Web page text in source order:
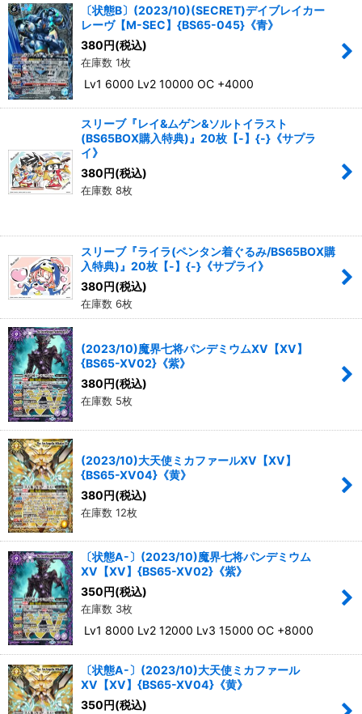
〔状態B〕(2023/10)(SECRET)デイブレイカー
レーヴ【M-SEC】{BS65-045}《青》
380円(税込)
在庫数 1枚
Lv1 6000 Lv2 10000 OC +4000
スリーブ『レイ&ムゲン&ソルトイラスト
(BS65BOX購入特典)』20枚【-】{-}《サプラ
イ》
380円(税込)
在庫数 8枚
スリーブ『ライラ(ペンタン着ぐるみ/BS65BOX購
入特典)』20枚【-】{-}《サプライ》
380円(税込)
在庫数 6枚
(2023/10)魔界七将パンデミウムXV【XV】
{BS65-XV02}《紫》
380円(税込)
在庫数 5枚
(2023/10)大天使ミカファールXV【XV】
{BS65-XV04}《黄》
380円(税込)
在庫数 12枚
〔状態A-〕(2023/10)魔界七将パンデミウム
XV【XV】{BS65-XV02}《紫》
350円(税込)
在庫数 3枚
Lv1 8000 Lv2 12000 Lv3 15000 OC +8000
〔状態A-〕(2023/10)大天使ミカファール
XV【XV】{BS65-XV04}《黄》
350円(税込)